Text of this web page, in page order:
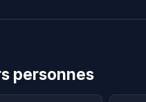
personnes